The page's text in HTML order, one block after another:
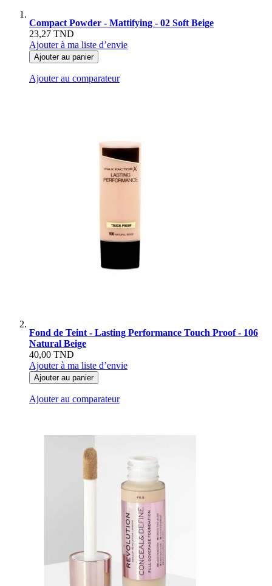
Compact Powder - Mattifying - 02 Soft Beige
23,27 TND
Ajouter à ma liste d’envie
Ajouter au panier
Ajouter au comparateur
Fond de Teint - Lasting Performance Touch Proof - 106
Natural Beige
40,00 TND
Ajouter à ma liste d’envie
Ajouter au panier
Ajouter au comparateur